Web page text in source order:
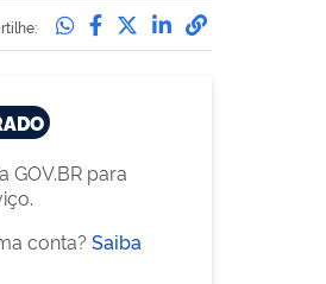
Compartilhe no
Compartilhe no
Compartilhe no
Compartilhe
GOV.BR para
conta? Saiba